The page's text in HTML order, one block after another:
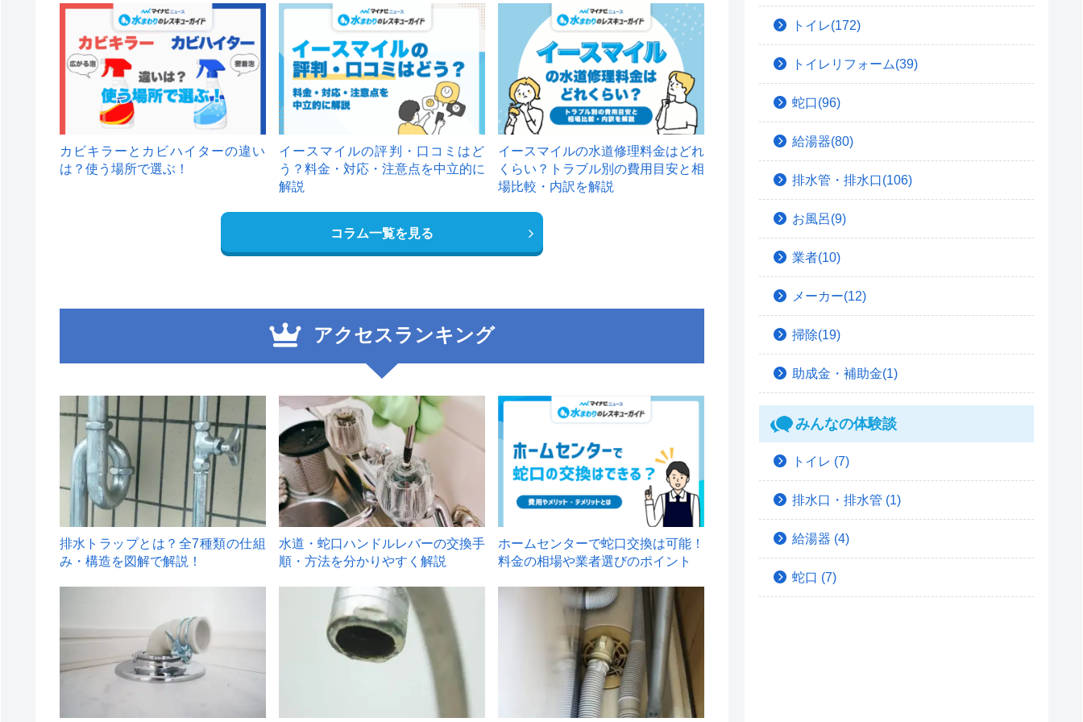
カビキラーとカビハイターの違い
は？使う場所で選ぶ！
イースマイルの評判・口コミはど
う？料金・対応・注意点を中立的に
解説
イースマイルの水道修理料金はどれ
くらい？トラブル別の費用目安と相
場比較・内訳を解説
コラム一覧を見る
アクセスランキング
1
排水トラップとは？全7種類の仕組
み・構造を図解で解説！
2
水道・蛇口ハンドルレバーの交換手
順・方法を分かりやすく解説
ホームセンターで蛇口交換は可能！
料金の相場や業者選びのポイント
トイレ(172)
トイレリフォーム(39)
蛇口(96)
給湯器(80)
排水管・排水口(106)
お風呂(9)
業者(10)
メーカー(12)
掃除(19)
助成金・補助金(1)
みんなの体験談
トイレ (7)
排水口・排水管 (1)
給湯器 (4)
蛇口 (7)